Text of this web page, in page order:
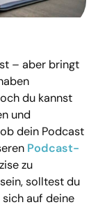
– aber bringt
du kannst
und
dein Podcast
Podcast-
zu
solltest du
sich auf deine